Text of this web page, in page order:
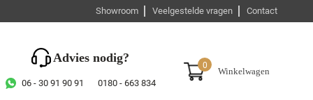
Showroom Veelgestelde vragen Contact
Advies nodig?
06 - 30 91 90 91 0180 - 663 834
0
Winkelwagen